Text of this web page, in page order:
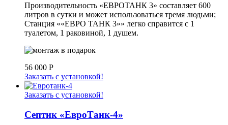
Производительность «ЕВРОТАНК 3» составляет 600
литров в сутки и может использоваться тремя людьми;
Станция ««ЕВРО ТАНК 3»» легко справится с 1
туалетом, 1 раковиной, 1 душем.
56 000 Р
Заказать с установкой!
Заказать с установкой!
Септик «ЕвроТанк-4»